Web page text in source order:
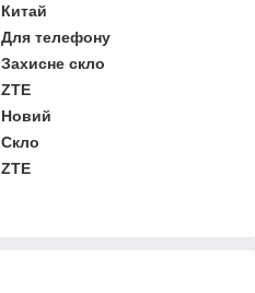
Китай
Для телефону
Захисне скло
ZTE
Новий
Скло
ZTE